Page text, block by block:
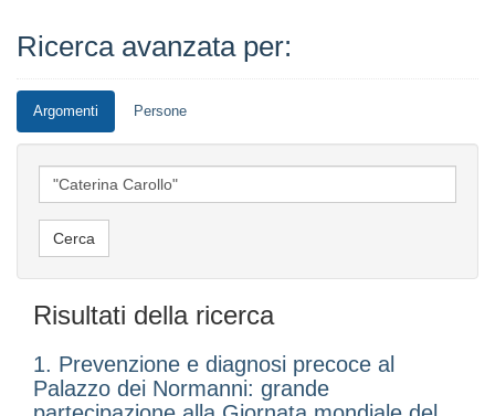
Ricerca avanzata per:
Argomenti Persone
Risultati della ricerca
1. Prevenzione e diagnosi precoce al
Palazzo dei Normanni: grande